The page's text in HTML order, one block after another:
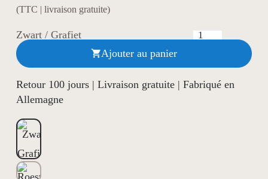
(TTC | livraison gratuite)
Zwart / Grafiet
Ajouter au panier
Retour 100 jours | Livraison gratuite | Fabriqué en
Allemagne